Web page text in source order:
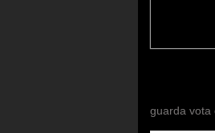
guarda vota